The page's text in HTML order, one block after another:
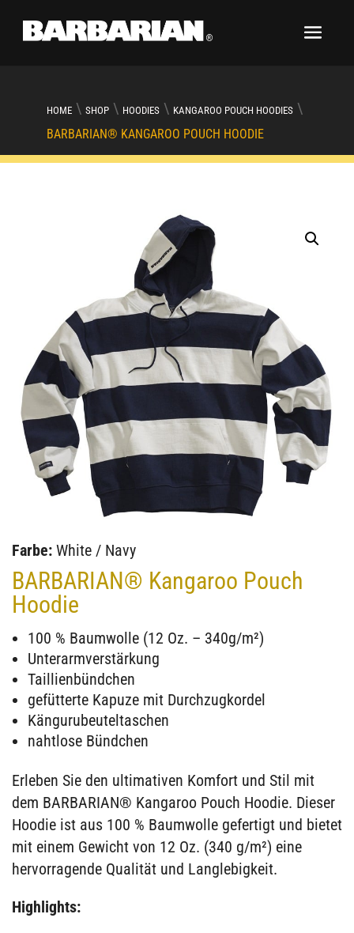
HOME \ SHOP \ HOODIES \ KANGAROO POUCH HOODIES \
BARBARIAN® KANGAROO POUCH HOODIE
Farbe: White / Navy
BARBARIAN® Kangaroo Pouch
Hoodie
100 % Baumwolle (12 Oz. – 340g/m²)
Unterarmverstärkung
Taillienbündchen
gefütterte Kapuze mit Durchzugkordel
Kängurubeuteltaschen
nahtlose Bündchen
Erleben Sie den ultimativen Komfort und Stil mit
dem BARBARIAN® Kangaroo Pouch Hoodie. Dieser
Hoodie ist aus 100 % Baumwolle gefertigt und bietet
mit einem Gewicht von 12 Oz. (340 g/m²) eine
hervorragende Qualität und Langlebigkeit.
Highlights: